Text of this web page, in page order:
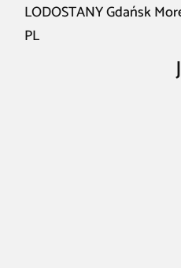
LODOSTANY Gdańsk
PL